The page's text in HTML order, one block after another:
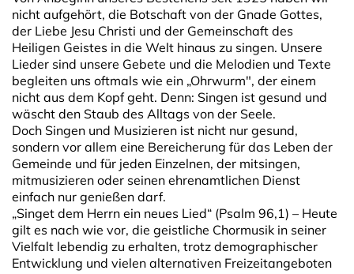
nicht aufgehört, die Botschaft von der Gnade Gottes,
der Liebe Jesu Christi und der Gemeinschaft des
Heiligen Geistes in die Welt hinaus zu singen. Unsere
Lieder sind unsere Gebete und die Melodien und Texte
begleiten uns oftmals wie ein „Ohrwurm", der einem
nicht aus dem Kopf geht. Denn: Singen ist gesund und
wäscht den Staub des Alltags von der Seele.
Doch Singen und Musizieren ist nicht nur gesund,
sondern vor allem eine Bereicherung für das Leben der
Gemeinde und für jeden Einzelnen, der mitsingen,
mitmusizieren oder seinen ehrenamtlichen Dienst
einfach nur genießen darf.
„Singet dem Herrn ein neues Lied“ (Psalm 96,1) – Heute
gilt es nach wie vor, die geistliche Chormusik in seiner
Vielfalt lebendig zu erhalten, trotz demographischer
Entwicklung und vielen alternativen Freizeitangeboten